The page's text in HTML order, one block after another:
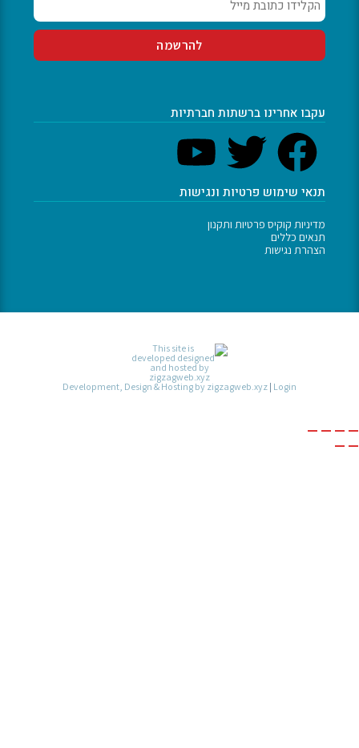
עקבו אחרינו ברשתות חברתיות
תנאי שימוש פרטיות ונגישות
מדיניות קוקיס פרטיות ותקנון
תנאים כללים
הצהרת נגישות
Development, Design & Hosting by zigzagweb.xyz|Login